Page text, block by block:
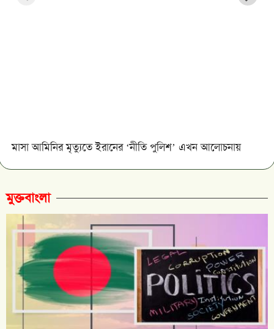
মাসা আমিনির মৃত্যুতে ইরানের ‘নীতি পুলিশ’ এখন আলোচনায়
মুক্তবাংলা